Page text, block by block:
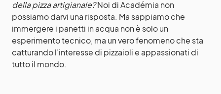
della pizza artigianale?Noi di Académia non
possiamo darvi una risposta. Ma sappiamo che
immergere i panetti in acqua non è solo un
esperimento tecnico, ma un vero fenomeno che sta
catturando l’interesse di pizzaioli e appassionati di
tutto il mondo.